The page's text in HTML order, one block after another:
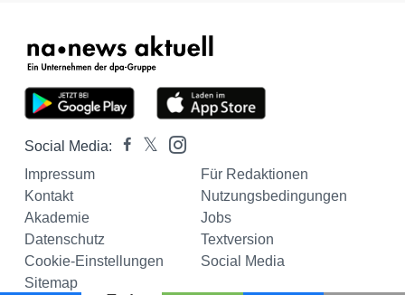
Social Media:
Impressum
Für Redaktionen
Kontakt
Nutzungsbedingungen
Akademie
Jobs
Datenschutz
Textversion
Cookie-Einstellungen
Social Media
Sitemap